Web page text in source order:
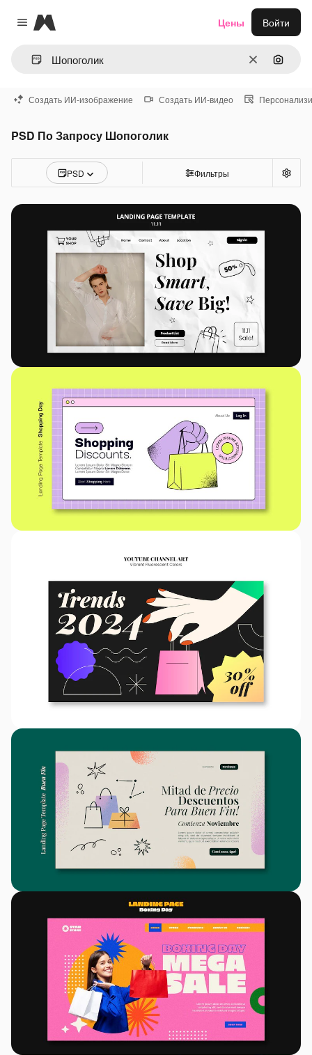
Close menu
Magnific
ОчиститьПоиск
Цены Войти
Создать ИИ-изображение Создать ИИ-видео
PSD По Запросу Шопоголик
PSD Фильтры